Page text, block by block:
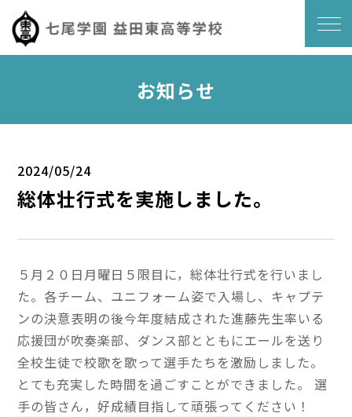
お知らせ
2024/05/24
総体壮行式を実施しました。
５月２０日月曜日５限目に，総体壮行式を行いまし
た。各チーム、ユニフォーム姿で入場し、キャプテ
ンの決意表明の後今年度結成された進藤先生率いる
応援団が吹奏楽部、ダンス部とともにエールを送り
全校生徒で校歌を歌って選手たちを激励しました。
とても充実した時間を過ごすことができました。 選
手の皆さん，好成績目指して頑張ってください！